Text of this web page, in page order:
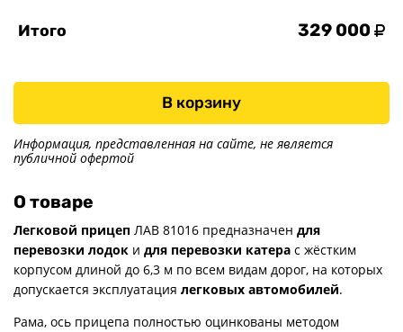
Итого 329 000
В корзину
Информация, представленная на сайте, не является
публичной офертой
О товаре
Легковой прицеп ЛАВ 81016 предназначен для
перевозки лодок и для перевозки катера с жёстким
корпусом длиной до 6,3 м по всем видам дорог, на которых
допускается эксплуатация легковых автомобилей.
Рама, ось прицепа полностью оцинкованы методом